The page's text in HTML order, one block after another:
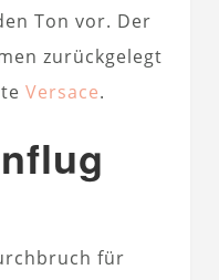
Ton vor. Der
zurückgelegt
Versace.
für